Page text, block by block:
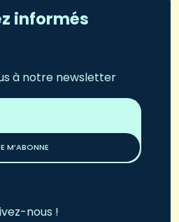
informés
à notre newsletter
M’ABONNE
nous !